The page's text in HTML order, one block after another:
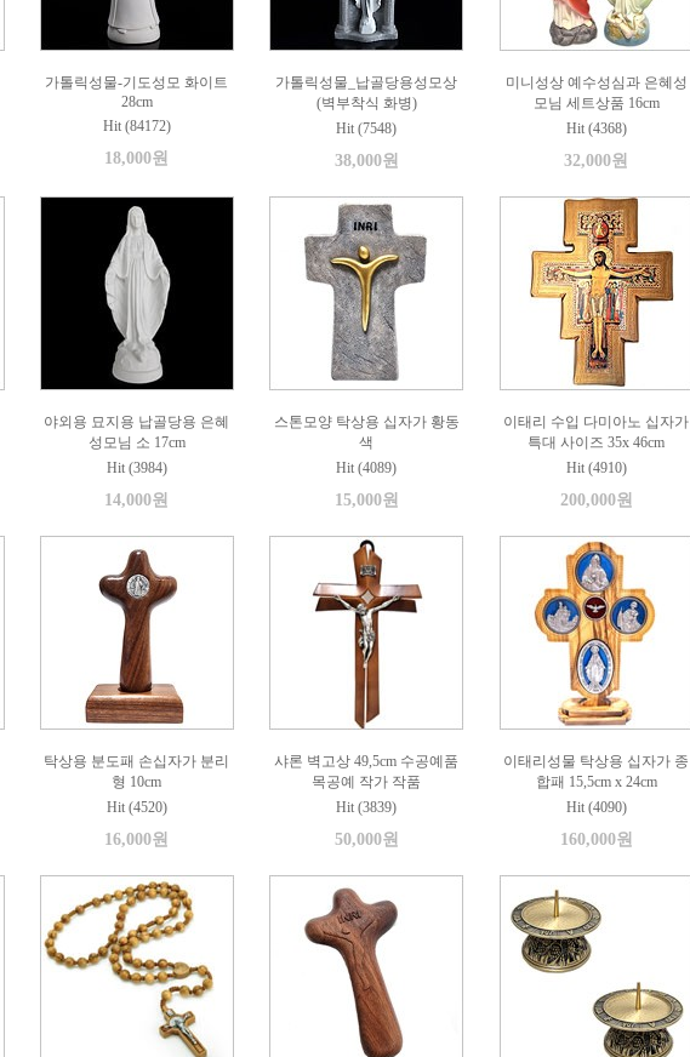
가톨릭성물-기도성모 화이트
28cm
Hit (84172)
18,000원
가톨릭성물_납골당용성모상
(벽부착식 화병)
Hit (7548)
38,000원
미니성상 예수성심과 은혜성
모님 세트상품 16cm
Hit (4368)
32,000원
야외용 묘지용 납골당용 은혜
성모님 소 17cm
Hit (3984)
14,000원
스톤모양 탁상용 십자가 황동
색
Hit (4089)
15,000원
이태리 수입 다미아노 십자가
특대 사이즈 35x 46cm
Hit (4910)
200,000원
탁상용 분도패 손십자가 분리
형 10cm
Hit (4520)
16,000원
샤론 벽고상 49,5cm 수공예품
목공예 작가 작품
Hit (3839)
50,000원
이태리성물 탁상용 십자가 종
합패 15,5cm x 24cm
Hit (4090)
160,000원